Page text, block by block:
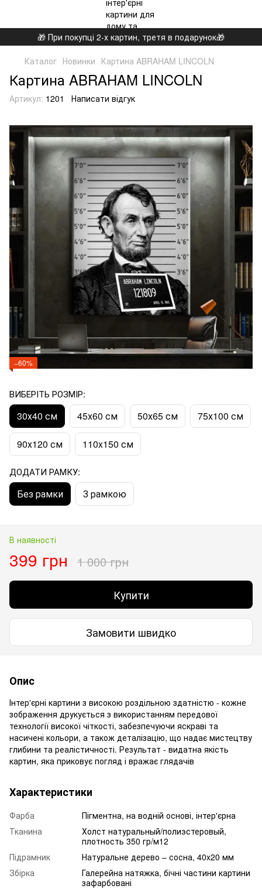
🎁 При покупці 2-х картин, третя в подарунок🎁
Каталог Новинки Картина ABRAHAM LINCOLN
Картина ABRAHAM LINCOLN
Артикул: 1201 Написати відгук
−60%
ВИБЕРІТЬ РОЗМІР:
30х40 см 45х60 см 50х65 см 75х100 см
90х120 см 110x150 см
ДОДАТИ РАМКУ:
Без рамки З рамкою
В наявності
399 грн 1 000 грн
Купити
Замовити швидко
Опис
Інтер'єрні картини з високою роздільною здатністю - кожне
зображення друкується з використанням передової
технології високої чіткості, забезпечуючи яскраві та
насичені кольори, а також деталізацію, що надає мистецтву
глибини та реалістичності. Результат - видатна якість
картин, яка приковує погляд і вражає глядачів
Характеристики
Фарба
Пігментна, на водній основі, інтер'єрна
Тканина
Холст натуральный/полиэстеровый,
плотность 350 гр/м12
Підрамник
Натуральне дерево – сосна, 40x20 мм
Збірка
Галерейна натяжка, бічні частини картини
зафарбовані